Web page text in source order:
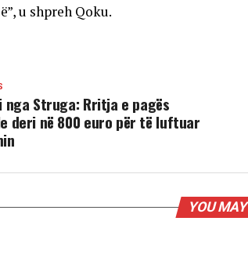
u shpreh Qoku.
nga Struga: Rritja e pagës
deri në 800 euro për të luftuar
YOU